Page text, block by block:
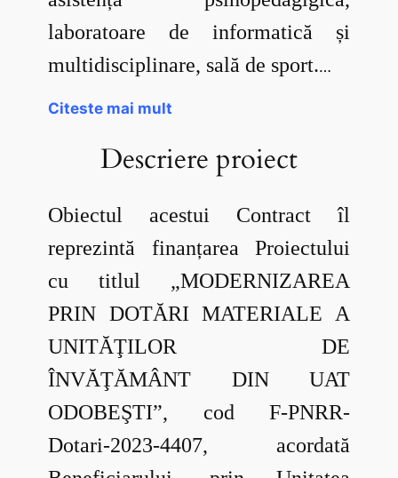
laboratoare de informatică și
multidisciplinare, sală de sport.…
Citeste mai mult
Descriere proiect
Obiectul acestui Contract îl
reprezintă finanțarea Proiectului
cu titlul „MODERNIZAREA
PRIN DOTĂRI MATERIALE A
UNITĂŢILOR DE
ÎNVĂŢĂMÂNT DIN UAT
ODOBEŞTI”, cod F-PNRR-
Dotari-2023-4407, acordată